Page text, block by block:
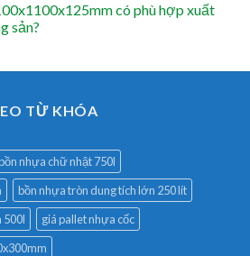
có phù hợp xuất
sản?
TỪ KHÓA
nhựa chữ nhật 750l
bồn nhựa tròn dung tích lớn 250 lít
500l
giá pallet nhựa cốc